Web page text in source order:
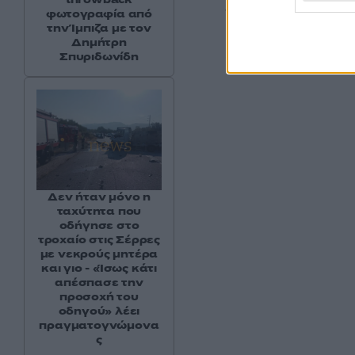
νεαρός
Βραβείου
φωτογραφία από
την Ίμπιζα με τον
Δημήτρη
Σπυριδωνίδη
Δεν ήταν μόνο η
ταχύτητα που
οδήγησε στο
τροχαίο στις Σέρρες
με νεκρούς μητέρα
και γιο - «Ίσως κάτι
απέσπασε την
προσοχή του
οδηγού» λέει
πραγματογνώμονα
ς